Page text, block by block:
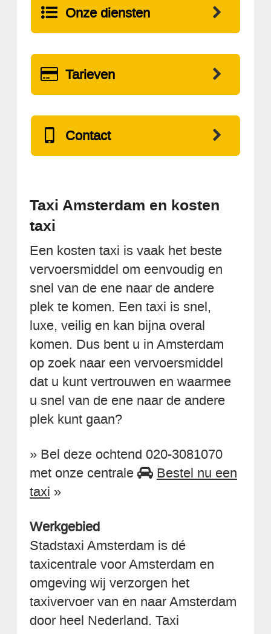
Onze diensten
Tarieven
Contact
Taxi Amsterdam en kosten
taxi
Een kosten taxi is vaak het beste
vervoersmiddel om eenvoudig en
snel van de ene naar de andere
plek te komen. Een taxi is snel,
luxe, veilig en kan bijna overal
komen. Dus bent u in Amsterdam
op zoek naar een vervoersmiddel
dat u kunt vertrouwen en waarmee
u snel van de ene naar de andere
plek kunt gaan?
» Bel deze ochtend 020-3081070
met onze centrale
Bestel nu een
taxi »
Werkgebied
Stadstaxi Amsterdam is dé
taxicentrale voor Amsterdam en
omgeving wij verzorgen het
taxivervoer van en naar Amsterdam
door heel Nederland. Taxi